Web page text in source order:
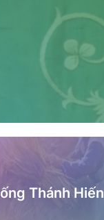
Thánh Hiến